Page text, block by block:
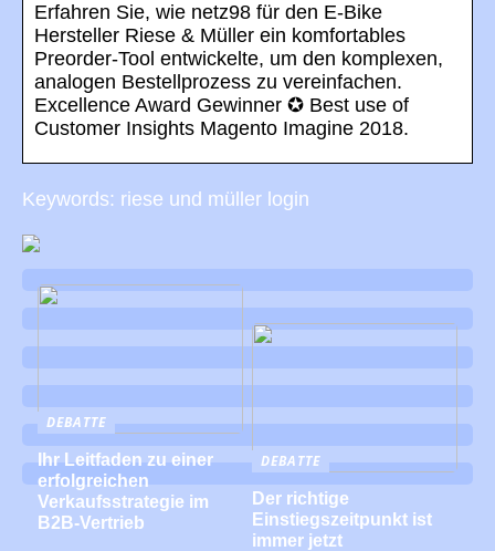
Erfahren Sie, wie netz98 für den E-Bike
Hersteller Riese & Müller ein komfortables
Preorder-Tool entwickelte, um den komplexen,
analogen Bestellprozess zu vereinfachen.
Excellence Award Gewinner ✪ Best use of
Customer Insights Magento Imagine 2018.
Keywords: riese und müller login
DEBATTE
Ihr Leitfaden zu einer
erfolgreichen
Verkaufsstrategie im
B2B-Vertrieb
DEBATTE
Der richtige
Einstiegszeitpunkt ist
immer jetzt